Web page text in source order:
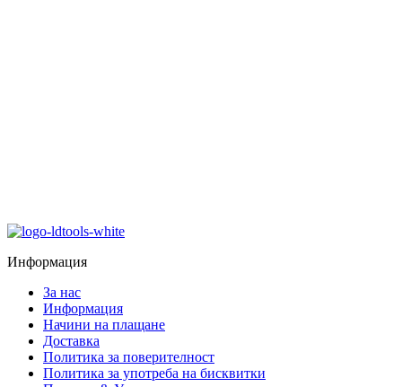
Информация
За нас
Информация
Начини на плащане
Доставка
Политика за поверителност
Политика за употреба на бисквитки